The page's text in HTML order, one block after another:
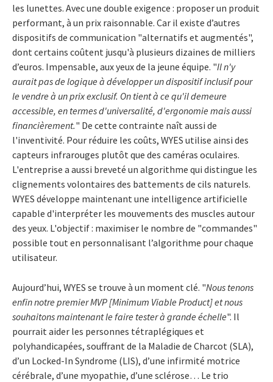
les lunettes. Avec une double exigence : proposer un produit
performant, à un prix raisonnable. Car il existe d’autres
dispositifs de communication "alternatifs et augmentés",
dont certains coûtent jusqu'à plusieurs dizaines de milliers
d’euros. Impensable, aux yeux de la jeune équipe. "Il n'y
aurait pas de logique à développer un dispositif inclusif pour
le vendre à un prix exclusif. On tient à ce qu'il demeure
accessible, en termes d'universalité, d'ergonomie mais aussi
financièrement." De cette contrainte naît aussi de
l'inventivité. Pour réduire les coûts, WYES utilise ainsi des
capteurs infrarouges plutôt que des caméras oculaires.
L'entreprise a aussi breveté un algorithme qui distingue les
clignements volontaires des battements de cils naturels.
WYES développe maintenant une intelligence artificielle
capable d'interpréter les mouvements des muscles autour
des yeux. L'objectif : maximiser le nombre de "commandes"
possible tout en personnalisant l’algorithme pour chaque
utilisateur.
Aujourd’hui, WYES se trouve à un moment clé. "Nous tenons
enfin notre premier MVP [Minimum Viable Product] et nous
souhaitons maintenant le faire tester à grande échelle". Il
pourrait aider les personnes tétraplégiques et
polyhandicapées, souffrant de la Maladie de Charcot (SLA),
d’un Locked-In Syndrome (LIS), d’une infirmité motrice
cérébrale, d’une myopathie, d’une sclérose… Le trio